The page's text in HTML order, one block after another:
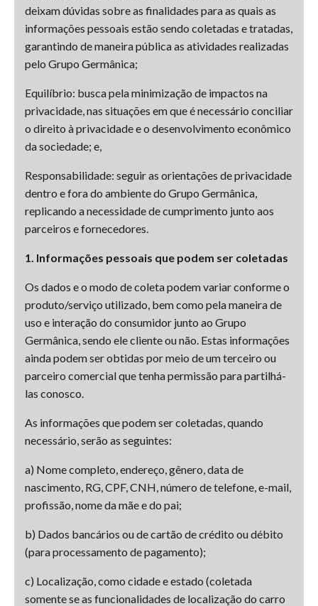
deixam dúvidas sobre as finalidades para as quais as
informações pessoais estão sendo coletadas e tratadas,
garantindo de maneira pública as atividades realizadas
pelo Grupo Germânica;
Equilíbrio: busca pela minimização de impactos na
privacidade, nas situações em que é necessário conciliar
o direito à privacidade e o desenvolvimento econômico
da sociedade; e,
Responsabilidade: seguir as orientações de privacidade
dentro e fora do ambiente do Grupo Germânica,
replicando a necessidade de cumprimento junto aos
parceiros e fornecedores.
1. Informações pessoais que podem ser coletadas
Os dados e o modo de coleta podem variar conforme o
produto/serviço utilizado, bem como pela maneira de
uso e interação do consumidor junto ao Grupo
Germânica, sendo ele cliente ou não. Estas informações
ainda podem ser obtidas por meio de um terceiro ou
parceiro comercial que tenha permissão para partilhá-
las conosco.
As informações que podem ser coletadas, quando
necessário, serão as seguintes:
a) Nome completo, endereço, gênero, data de
nascimento, RG, CPF, CNH, número de telefone, e-mail,
profissão, nome da mãe e do pai;
b) Dados bancários ou de cartão de crédito ou débito
(para processamento de pagamento);
c) Localização, como cidade e estado (coletada
somente se as funcionalidades de localização do carro